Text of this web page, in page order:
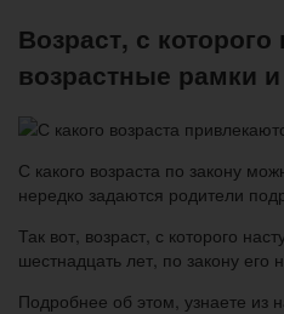
Возраст, с
возрастные рамки
С какого возраста по закону
нередко задаются родители
Так вот, возраст, с которого
шестнадцать лет, по закону его
Подробнее об этом, узнаете из